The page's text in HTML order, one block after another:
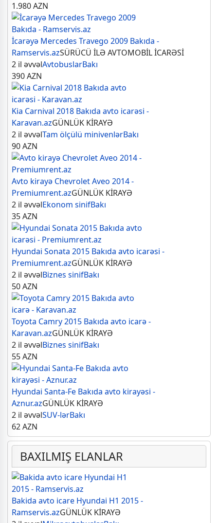
1.980AZN
İcarəyə Mercedes Travego 2009 Bakıda -
Ramservis.azSÜRÜCÜ İLƏ AVTOMOBİL İCARƏSİ
2 il əvvəlAvtobuslarBakı
390AZN
Kia Carnival 2018 Bakıda avto icarəsi -
Karavan.azGÜNLÜK KİRAYƏ
2 il əvvəlTam ölçülü minivenlərBakı
90AZN
Avto kirayə Chevrolet Aveo 2014 -
Premiumrent.azGÜNLÜK KİRAYƏ
2 il əvvəlEkonom sinifBakı
35AZN
Hyundai Sonata 2015 Bakıda avto icarəsi -
Premiumrent.azGÜNLÜK KİRAYƏ
2 il əvvəlBiznes sinifBakı
50AZN
Toyota Camry 2015 Bakıda avto icarə -
Karavan.azGÜNLÜK KİRAYƏ
2 il əvvəlBiznes sinifBakı
55AZN
Hyundai Santa-Fe Bakıda avto kirayəsi -
Aznur.azGÜNLÜK KİRAYƏ
2 il əvvəlSUV-lərBakı
62AZN
BAXILMIŞ ELANLAR
Bakida avto icare Hyundai H1 2015 -
Ramservis.azGÜNLÜK KİRAYƏ